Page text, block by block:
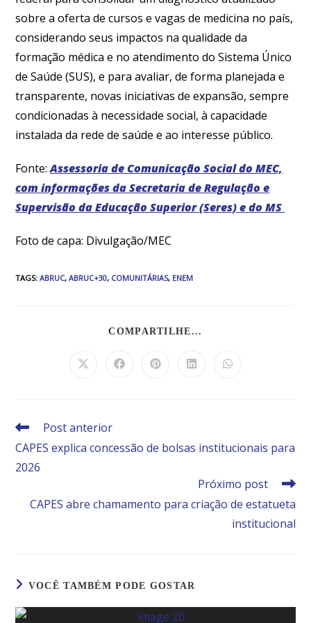
sobre a oferta de cursos e vagas de medicina no país,
considerando seus impactos na qualidade da
formação médica e no atendimento do Sistema Único
de Saúde (SUS), e para avaliar, de forma planejada e
transparente, novas iniciativas de expansão, sempre
condicionadas à necessidade social, à capacidade
instalada da rede de saúde e ao interesse público.
Fonte:Assessoria de Comunicação Social do MEC,
com informações da Secretaria de Regulação e
Supervisão da Educação Superior (Seres) e do MS
Foto de capa: Divulgação/MEC
TAGS:ABRUC, ABRUC+30, COMUNITÁRIAS, ENEM
COMPARTILHE...
Post anterior
CAPES explica concessão de bolsas institucionais para
2026
Próximo post
CAPES abre chamamento para criação de estatueta
institucional
VOCÊ TAMBÉM PODE GOSTAR